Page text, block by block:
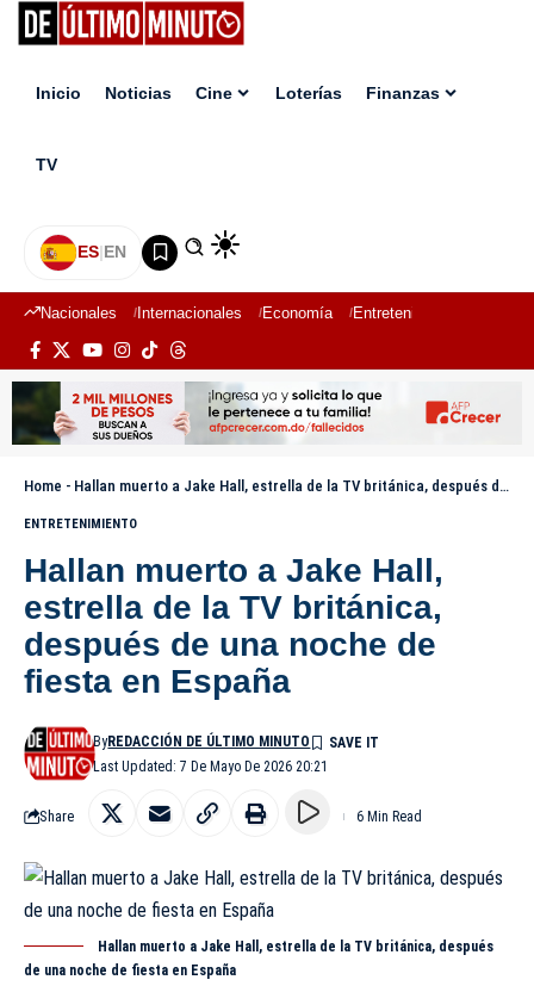
Inicio Noticias Cine Loterías Finanzas
TV
ES|EN
Nacionales Internacionales Economía Entretenimiento
Home - Hallan muerto a Jake Hall, estrella de la TV británica, después de una noche de fiesta en España
ENTRETENIMIENTO
Hallan muerto a Jake Hall,
estrella de la TV británica,
después de una noche de
fiesta en España
Last Updated: 7 De Mayo De 2026 20:21
ByREDACCIÓN DE ÚLTIMO MINUTO
Share 6 Min Read
Hallan muerto a Jake Hall, estrella de la TV británica, después
de una noche de fiesta en España